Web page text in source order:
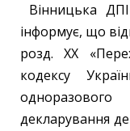
Вінницька
інформує, що
розд. XX
кодексу
одноразового
декларування